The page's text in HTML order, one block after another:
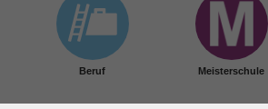
Beruf Meisterschule